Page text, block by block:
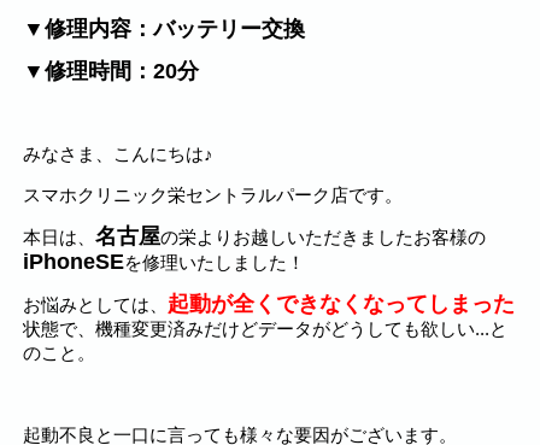
▼修理内容：バッテリー交換
▼修理時間：20分
みなさま、こんにちは♪
スマホクリニック栄セントラルパーク店です。
本日は、名古屋の栄よりお越しいただきましたお客様の
iPhoneSEを修理いたしました！
お悩みとしては、 起動が全くできなくなってしまった
状態で、機種変更済みだけどデータがどうしても欲しい...と
のこと。
起動不良と一口に言っても様々な要因がございます。